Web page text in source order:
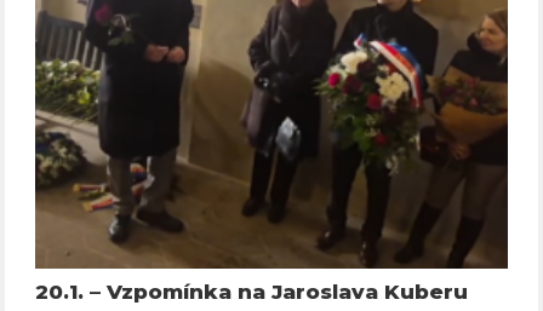
20.1. – Vzpomínka na Jaroslava Kuberu